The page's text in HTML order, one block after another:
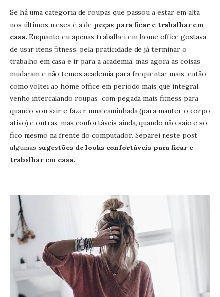
Se há uma categoria de roupas que passou a estar em alta
nos últimos meses é a de peças para ficar e trabalhar em
casa. Enquanto eu apenas trabalhei em home office gostava
de usar itens fitness, pela praticidade de já terminar o
trabalho em casa e ir para a academia, mas agora as coisas
mudaram e não temos academia para frequentar mais, então
como voltei ao home office em período mais que integral,
venho intercalando roupas com pegada mais fitness para
quando vou sair e fazer uma caminhada (para manter o corpo
ativo) e outras, mas confortáveis ainda, quando não saio e só
fico mesmo na frente do computador. Separei neste post
algumas sugestões de looks confortáveis para ficar e
trabalhar em casa.